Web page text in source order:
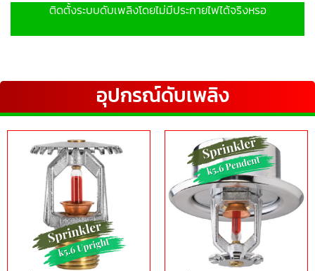
ติดตั้งระบบดับเพลิงโดยไม่มีประกายไฟได้จริงหรอ
อุปกรณ์ดับเพลิง